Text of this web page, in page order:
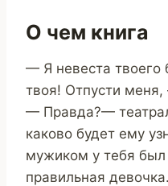
О чем книга
— Я невеста
твоя! Отпусти
— Правда?—
каково будет ему
мужиком у тебя был
правильная